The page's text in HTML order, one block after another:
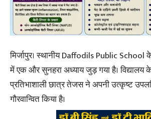
मिर्जापुर। स्थानीय Daffodils Public School
में एक और सुनहरा अध्याय जुड़ गया है। विद्यालय के
प्रतिभाशाली छात्र तेजस ने अपनी उत्कृष्ट
गौरवान्वित किया है।